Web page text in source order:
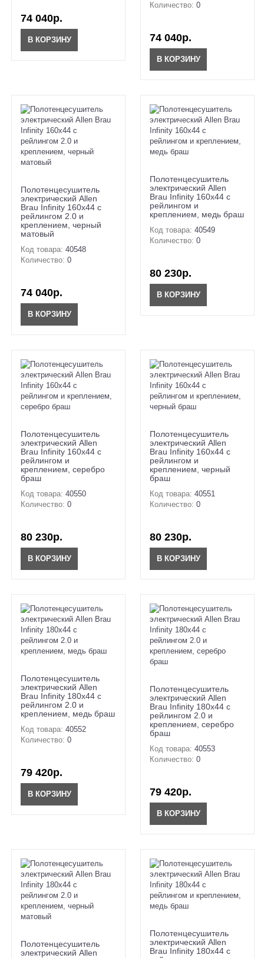
74 040р.
В КОРЗИНУ
Количество: 0
74 040р.
В КОРЗИНУ
Полотенцесушитель
электрический Allen
Brau Infinity 160x44 с
рейлингом 2.0 и
креплением, черный
матовый
Код товара: 40548
Количество: 0
74 040р.
В КОРЗИНУ
Полотенцесушитель
электрический Allen
Brau Infinity 160x44 с
рейлингом и
креплением, медь браш
Код товара: 40549
Количество: 0
80 230р.
В КОРЗИНУ
Полотенцесушитель
электрический Allen
Brau Infinity 160x44 с
рейлингом и
креплением, серебро
браш
Код товара: 40550
Количество: 0
80 230р.
В КОРЗИНУ
Полотенцесушитель
электрический Allen
Brau Infinity 160x44 с
рейлингом и
креплением, черный
браш
Код товара: 40551
Количество: 0
80 230р.
В КОРЗИНУ
Полотенцесушитель
электрический Allen
Brau Infinity 180x44 с
рейлингом 2.0 и
креплением, медь браш
Код товара: 40552
Количество: 0
79 420р.
В КОРЗИНУ
Полотенцесушитель
электрический Allen
Brau Infinity 180x44 с
рейлингом 2.0 и
креплением, серебро
браш
Код товара: 40553
Количество: 0
79 420р.
В КОРЗИНУ
Полотенцесушитель
электрический Allen
Полотенцесушитель
электрический Allen
Brau Infinity 180x44 с